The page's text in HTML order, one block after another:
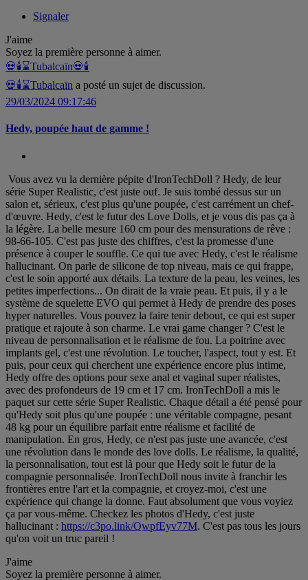
Signaler
J'aime
Soyez la première personne à aimer.
💀🕯️⌛Tubalcaïn💀🕯
💀🕯️⌛Tubalcaïn a posté un sujet de discussion.
29/03/2024 09:17:46
Hedy, poupée haut de gamme !
Vous avez vu la dernière pépite d'IronTechDoll ? Hedy, de leur
série Super Realistic, c'est juste ouf. Je suis tombé dessus sur un
salon et, sérieux, c'est plus qu'une poupée, c'est carrément un chef-
d'œuvre. Hedy, c'est le futur des Love Dolls, et je vous dis pas ça à
la légère. La belle mesure 160 cm pour des mensurations de rêve :
98-66-105. C'est pas juste des chiffres, c'est la promesse d'une
présence à couper le souffle. Ce qui tue avec Hedy, c'est le réalisme
hallucinant. On parle de silicone de top niveau, mais ce qui frappe,
c'est le soin apporté aux détails. La texture de la peau, les veines, les
petites imperfections... On dirait de la vraie peau. Et puis, il y a le
système de squelette EVO qui permet à Hedy de prendre des poses
hyper naturelles. Vous pouvez la faire tenir debout, ce qui est super
pratique et rajoute à son charme. Le vrai game changer ? C'est le
niveau de personnalisation et le réalisme de fou. La poitrine avec
implants gel, c'est une révolution. Le toucher, l'aspect, tout y est. Et
puis, pour ceux qui cherchent une expérience encore plus intime,
Hedy offre des options pour sexe anal et vaginal super réalistes,
avec des profondeurs de 19 cm et 17 cm. IronTechDoll a mis le
paquet sur cette série Super Realistic. Chaque détail a été pensé pour
qu'Hedy soit plus qu'une poupée : une véritable compagne, pesant
48 kg pour un équilibre parfait entre réalisme et facilité de
manipulation. En gros, Hedy, ce n'est pas juste une avancée, c'est
une révolution dans le monde des love dolls. Le réalisme, la qualité,
la personnalisation, tout est là pour que Hedy soit le futur de la
compagnie personnalisée. IronTechDoll nous invite à franchir les
frontières entre l'art et la compagnie, et croyez-moi, c'est une
expérience qui change la donne. Faut absolument que vous voyiez
ça par vous-même. Checkez les photos d'Hedy, c'est juste
hallucinant : https://c3po.link/QwpfEyv77M. C'est pas tous les jours
qu'on voit un truc pareil !
J'aime
Soyez la première personne à aimer.